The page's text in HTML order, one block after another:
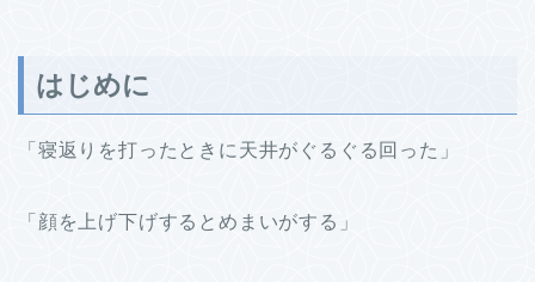
はじめに
「寝返りを打ったときに天井がぐるぐる回った」
「顔を上げ下げするとめまいがする」